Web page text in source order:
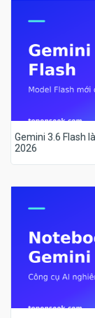
Gemini 3.6 Flash
2026